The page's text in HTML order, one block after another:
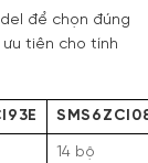
để chọn đúng
tiên cho tính
14 bộ